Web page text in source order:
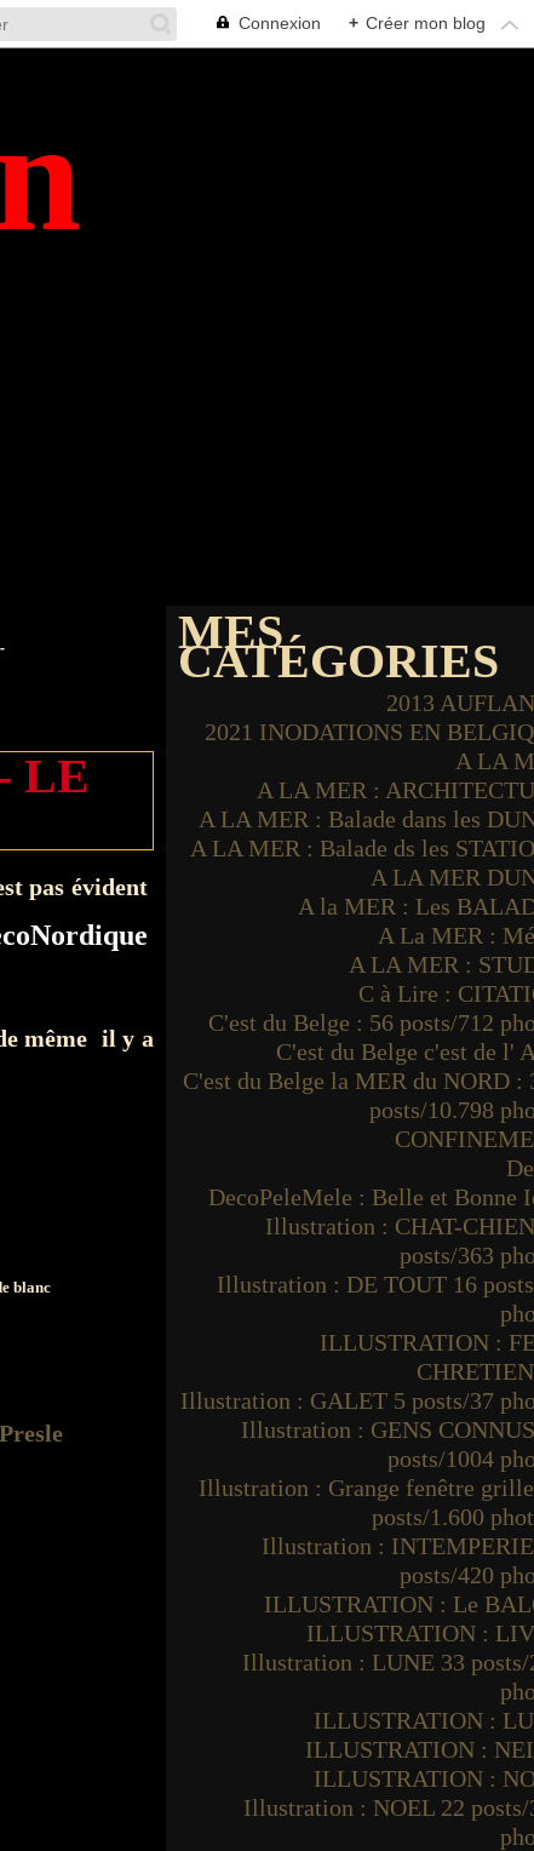
Connexion + Créer mon blog
LE
pas évident
même il y a
blanc
MES
CATÉGORIES
2013
2021 INODATIONS EN
A LA
A LA MER :
A LA MER : Balade dans les
A LA MER : Balade ds les
A LA MER
A la MER : Les
A La MER :
A LA MER :
C à Lire :
C'est du Belge : 56 posts/712
C'est du Belge c'est de l'
C'est du Belge la MER du NORD :
posts/10.798
DecoPeleMele : Belle et Bonne
Illustration : CHAT-
posts/363
Illustration : DE TOUT 16
ILLUSTRATION :
Illustration : GALET 5 posts/37
Illustration : GENS
posts/1004
Illustration : Grange fenêtre
posts/1.600
Illustration :
posts/420
ILLUSTRATION : Le
ILLUSTRATION :
Illustration : LUNE 33 posts/
ILLUSTRATION :
ILLUSTRATION :
ILLUSTRATION :
Illustration : NOEL 22 posts/